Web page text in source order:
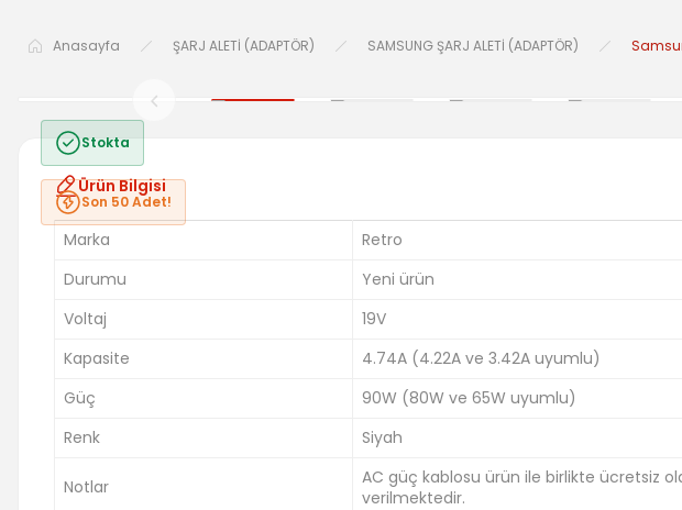
Anasayfa ŞARJ ALETİ (ADAPTÖR) SAMSUNG ŞARJ ALETİ (ADAPTÖR)
Stokta
Son 50 Adet!
Ürün Bilgisi
Marka
Retro
Durumu
Yeni ürün
Voltaj
19V
Kapasite
4.74A (4.22A ve 3.42A uyumlu)
Güç
90W (80W ve 65W uyumlu)
Renk
Siyah
Notlar
AC güç kablosu ürün ile birlikte ücretsiz
verilmektedir.